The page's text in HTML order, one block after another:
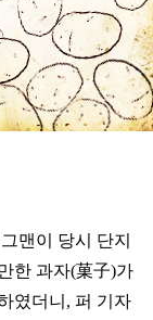
맨이 당시 단지
한 과자(菓子)가
였더니, 퍼 기자